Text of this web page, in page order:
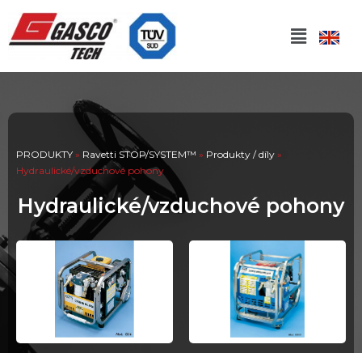
PRODUKTY » Ravetti STOP/SYSTEM™ » Produkty / díly »
Hydraulické/vzduchové pohony
Hydraulické/vzduchové pohony